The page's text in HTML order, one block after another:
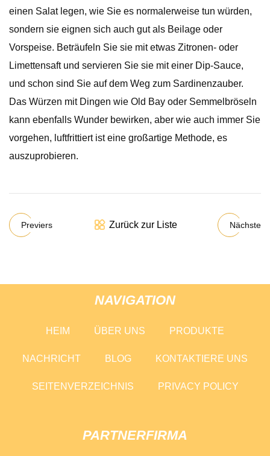
einen Salat legen, wie Sie es normalerweise tun würden,
sondern sie eignen sich auch gut als Beilage oder
Vorspeise. Beträufeln Sie sie mit etwas Zitronen- oder
Limettensaft und servieren Sie sie mit einer Dip-Sauce,
und schon sind Sie auf dem Weg zum Sardinenzauber.
Das Würzen mit Dingen wie Old Bay oder Semmelbröseln
kann ebenfalls Wunder bewirken, aber wie auch immer Sie
vorgehen, luftfrittiert ist eine großartige Methode, es
auszuprobieren.
Previers Zurück zur Liste Nächste
NAVIGATION
HEIM ÜBER UNS PRODUKTE
NACHRICHT BLOG KONTAKTIERE UNS
SEITENVERZEICHNIS PRIVACY POLICY
PARTNERFIRMA